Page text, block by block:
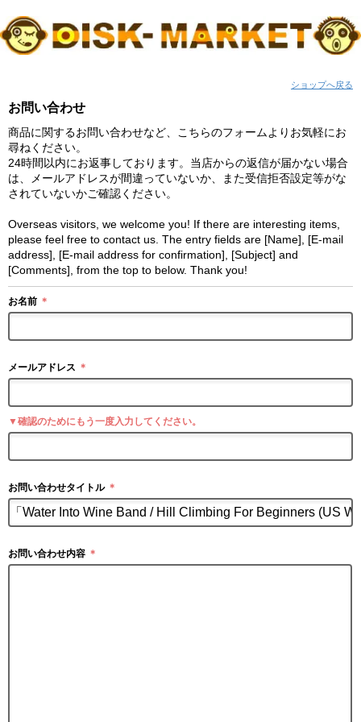
ショップへ戻る
お問い合わせ
商品に関するお問い合わせなど、こちらのフォームよりお気軽にお
尋ねください。
24時間以内にお返事しております。当店からの返信が届かない場合
は、メールアドレスが間違っていないか、また受信拒否設定等がな
されていないかご確認ください。
Overseas visitors, we welcome you! If there are interesting items,
please feel free to contact us. The entry fields are [Name], [E-mail
address], [E-mail address for confirmation], [Subject] and
[Comments], from the top to below. Thank you!
お名前 ＊
メールアドレス ＊
▼確認のためにもう一度入力してください。
お問い合わせタイトル ＊
お問い合わせ内容 ＊